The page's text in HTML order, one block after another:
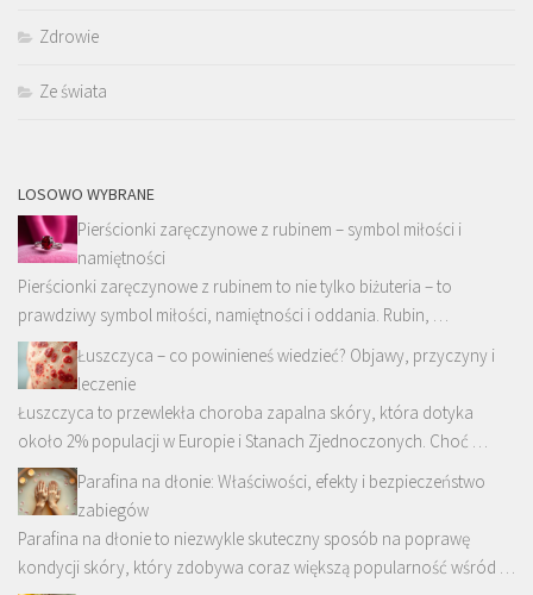
Zdrowie
Ze świata
LOSOWO WYBRANE
Pierścionki zaręczynowe z rubinem – symbol miłości i
namiętności
Pierścionki zaręczynowe z rubinem to nie tylko biżuteria – to
prawdziwy symbol miłości, namiętności i oddania. Rubin, …
Łuszczyca – co powinieneś wiedzieć? Objawy, przyczyny i
leczenie
Łuszczyca to przewlekła choroba zapalna skóry, która dotyka
około 2% populacji w Europie i Stanach Zjednoczonych. Choć …
Parafina na dłonie: Właściwości, efekty i bezpieczeństwo
zabiegów
Parafina na dłonie to niezwykle skuteczny sposób na poprawę
kondycji skóry, który zdobywa coraz większą popularność wśród …